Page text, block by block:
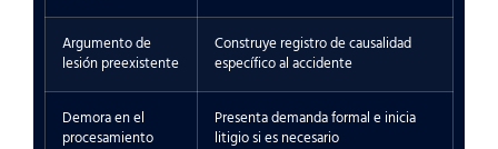
Argumento de
lesión preexistente
Construye registro de causalidad
específico al accidente
Demora en el
procesamiento
Presenta demanda formal e inicia
litigio si es necesario